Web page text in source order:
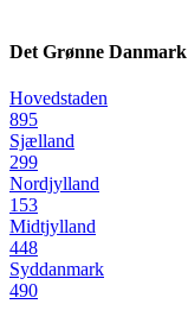
Det Grønne Danmark
Hovedstaden
895
Sjælland
299
Nordjylland
153
Midtjylland
448
Syddanmark
490